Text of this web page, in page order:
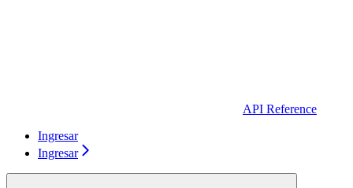
API Reference
Ingresar
Ingresar